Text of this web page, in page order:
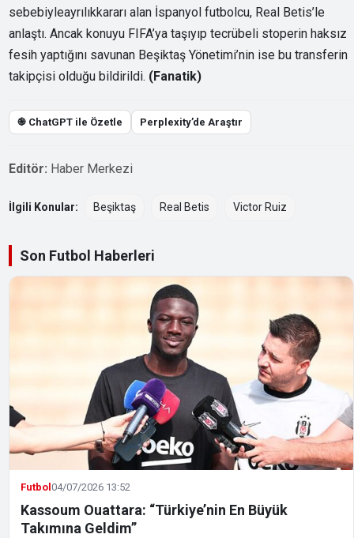
sebebiyleayrılıkkararı alan İspanyol futbolcu, Real Betis’le
anlaştı. Ancak konuyu FIFA’ya taşıyıp tecrübeli stoperin haksız
fesih yaptığını savunan Beşiktaş Yönetimi’nin ise bu transferin
takipçisi olduğu bildirildi. (Fanatik)
֎ ChatGPT ile Özetle Perplexity’de Araştır
Editör: Haber Merkezi
İlgili Konular: Beşiktaş Real Betis Victor Ruiz
Son Futbol Haberleri
Futbol04/07/2026 13:52
Kassoum Ouattara: “Türkiye’nin En Büyük
Takımına Geldim”